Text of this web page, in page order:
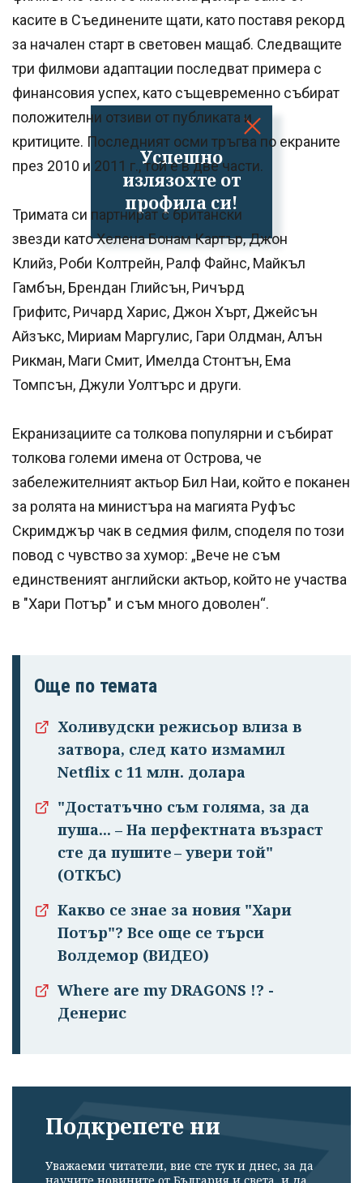
Успешно
излязохте от
профила си!
касите в Съединените щати, като поставя рекорд
за начален старт в световен мащаб. Следващите
три филмови адаптации последват примера с
финансовия успех, като същевременно събират
положителни отзиви от публиката и
критиците. Последният осми тръгва по екраните
през 2010 и 2011 г., той е в две части.
Тримата си партнират с британски
звезди като Хелена Бонам Картър, Джон
Клийз, Роби Колтрейн, Ралф Файнс, Майкъл
Гамбън, Брендан Глийсън, Ричърд
Грифитс, Ричард Харис, Джон Хърт, Джейсън
Айзъкс, Мириам Маргулис, Гари Олдман, Алън
Рикман, Маги Смит, Имелда Стонтън, Ема
Томпсън, Джули Уолтърс и други.
Екранизациите са толкова популярни и събират
толкова големи имена от Острова, че
забележителният актьор Бил Наи, който е поканен
за ролята на министъра на магията Руфъс
Скримджър чак в седмия филм, споделя по този
повод с чувство за хумор: „Вече не съм
единственият английски актьор, който не участва
в "Хари Потър" и съм много доволен“.
Още по темата
Холивудски режисьор влиза в
затвора, след като измамил
Netflix с 11 млн. долара
"Достатъчно съм голяма, за да
пуша... – На перфектната възраст
сте да пушите – увери той"
(ОТКЪС)
Какво се знае за новия "Хари
Потър"? Все още се търси
Волдемор (ВИДЕО)
Where are my DRAGONS !? -
Денерис
Подкрепете ни
Уважаеми читатели, вие сте тук и днес, за да